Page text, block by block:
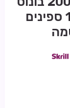
+ 100 ספינים חינם + 10 ספינים